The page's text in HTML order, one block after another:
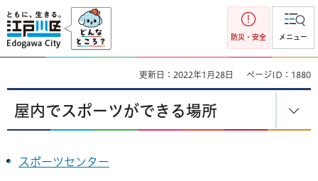
江戸川区
防災・安全 メニュー
更新日：2022年1月28日 ページID：1880
屋内でスポーツができる場所
スポーツセンター